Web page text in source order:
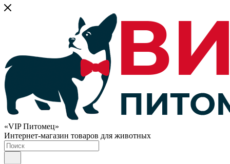
«VIP Питомец»
Интернет-магазин товаров для животных